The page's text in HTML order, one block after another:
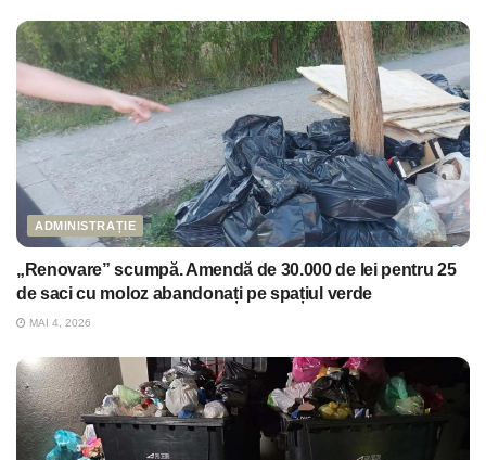
ADMINISTRAȚIE
„Renovare” scumpă. Amendă de 30.000 de lei pentru 25
de saci cu moloz abandonați pe spațiul verde
MAI 4, 2026